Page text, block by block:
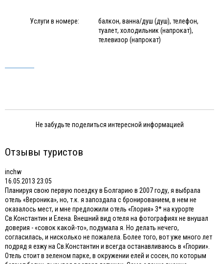
Услуги в номере:
балкон, ванна/душ (душ), телефон,
туалет, холодильник (напрокат),
телевизор (напрокат)
Не забудьте поделиться интересной информацией
Отзывы туристов
inchw
16.05.2013 23:05
Планируя свою первую поездку в Болгарию в 2007 году, я выбрала
отель «Вероника», но, т.к. я запоздала с бронированием, в нем не
оказалось мест, и мне предложили отель «Глория» 3* на курорте
Св.Константин и Елена. Внешний вид отеля на фотографиях не внушал
доверия - «совок какой-то», подумала я. Но делать нечего,
согласилась, и нисколько не пожалела. Более того, вот уже много лет
подряд я езжу на Св.Константин и всегда останавливаюсь в «Глории».
Отель стоит в зеленом парке, в окружении елей и сосен, по которым